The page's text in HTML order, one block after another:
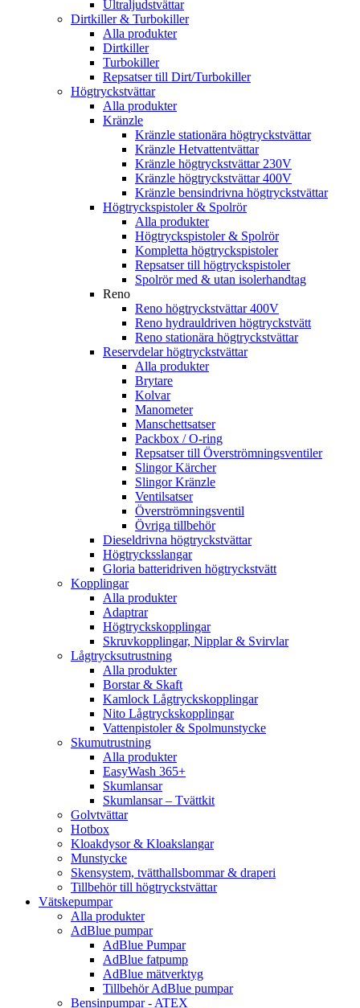
Ultraljudstvättar
Dirtkiller & Turbokiller
Alla produkter
Dirtkiller
Turbokiller
Repsatser till Dirt/Turbokiller
Högtryckstvättar
Alla produkter
Kränzle
Kränzle stationära högtryckstvättar
Kränzle Hetvattentvättar
Kränzle högtryckstvättar 230V
Kränzle högtryckstvättar 400V
Kränzle bensindrivna högtryckstvättar
Högtryckspistoler & Spolrör
Alla produkter
Högtryckspistoler & Spolrör
Kompletta högtryckspistoler
Repsatser till högtryckspistoler
Spolrör med & utan isolerhandtag
Reno
Reno högtryckstvättar 400V
Reno hydrauldriven högtryckstvätt
Reno stationära högtryckstvättar
Reservdelar högtryckstvättar
Alla produkter
Brytare
Kolvar
Manometer
Manschettsatser
Packbox / O-ring
Repsatser till Överströmningsventiler
Slingor Kärcher
Slingor Kränzle
Ventilsatser
Överströmningsventil
Övriga tillbehör
Dieseldrivna högtryckstvättar
Högtrycksslangar
Gloria batteridriven högtryckstvätt
Kopplingar
Alla produkter
Adaptrar
Högtryckskopplingar
Skruvkopplingar, Nipplar & Svirvlar
Lågtrycksutrustning
Alla produkter
Borstar & Skaft
Kamlock Lågtryckskopplingar
Nito Lågtryckskopplingar
Vattenpistoler & Spolmunstycke
Skumutrustning
Alla produkter
EasyWash 365+
Skumlansar
Skumlansar – Tvättkit
Golvtvättar
Hotbox
Kloakdysor & Kloakslangar
Munstycke
Skensystem, tvätthallsbommar & draperi
Tillbehör till högtryckstvättar
Vätskepumpar
Alla produkter
AdBlue pumpar
AdBlue Pumpar
AdBlue fatpump
AdBlue mätverktyg
Tillbehör AdBlue pumpar
Bensinpumpar - ATEX